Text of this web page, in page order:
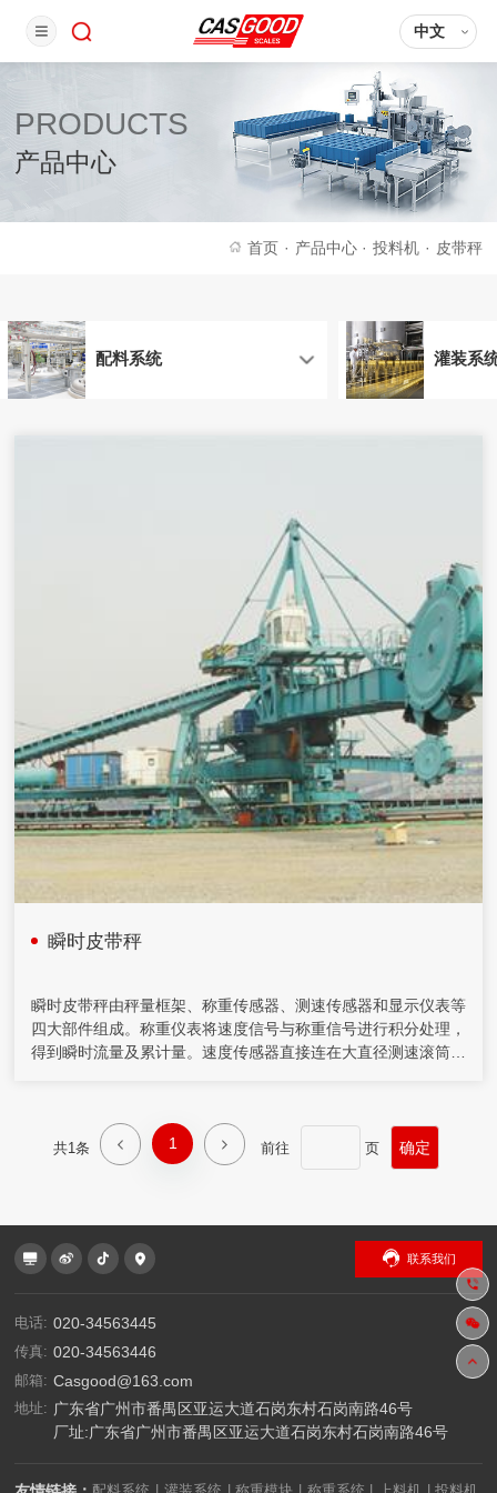
中文
PRODUCTS
产品中心
首页 · 产品中心 · 投料机 · 皮带秤
配料系统 灌装系
瞬时皮带秤
瞬时皮带秤由秤量框架、称重传感器、测速传感器和显示仪表等
四大部件组成。称重仪表将速度信号与称重信号进行积分处理，
得到瞬时流量及累计量。速度传感器直接连在大直径测速滚筒
信号，通过积分运算得出一个瞬时流量值和累积重量值，并分别
显示出来。
共1条 1 前往 页
联系我们
电话: 020-34563445
传真: 020-34563446
邮箱: Casgood@163.com
地址: 广东省广州市番禺区亚运大道石岗东村石岗南路46号
厂址:广东省广州市番禺区亚运大道石岗东村石岗南路46号